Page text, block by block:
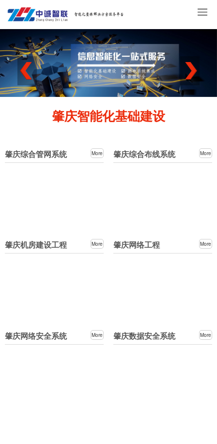
肇庆智能化基础建设
肇庆综合管网系统 More 肇庆综合布线系统 More
肇庆机房建设工程 More 肇庆网络工程 More
肇庆网络安全系统 More 肇庆数据安全系统 More